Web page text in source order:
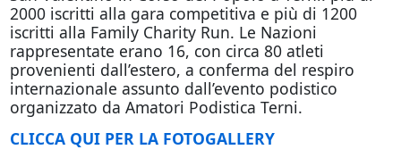
2000 iscritti alla gara competitiva e più di 1200
iscritti alla Family Charity Run. Le Nazioni
rappresentate erano 16, con circa 80 atleti
provenienti dall’estero, a conferma del respiro
internazionale assunto dall’evento podistico
organizzato da Amatori Podistica Terni.
CLICCA QUI PER LA FOTOGALLERY